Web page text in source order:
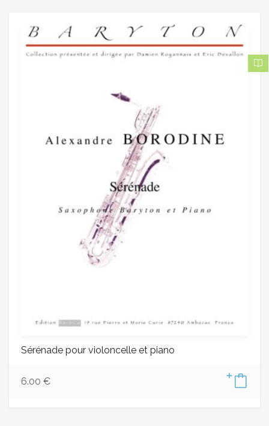
Sérénade pour violoncelle et piano
6.00 €